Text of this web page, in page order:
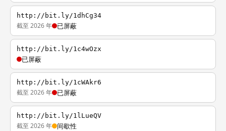
http://bit.ly/1dhCg34
截至 2026 年 已屏蔽
http://bit.ly/1c4wOzx
已屏蔽
http://bit.ly/1cWAkr6
截至 2026 年 已屏蔽
http://bit.ly/1lLueQV
截至 2026 年 间歇性